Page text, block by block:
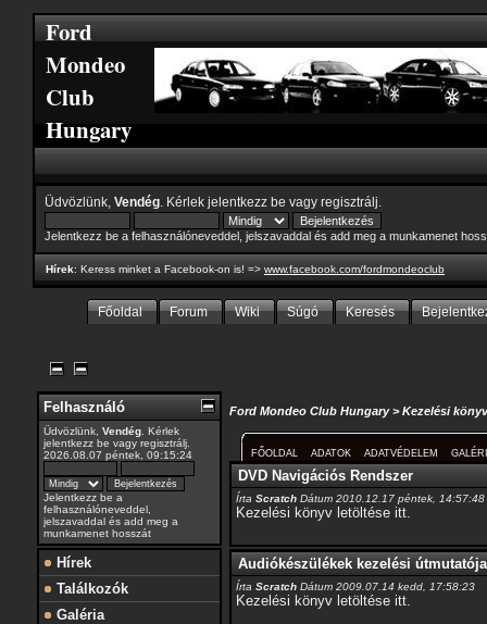
Ford
Mondeo
Club
Hungary
Üdvözlünk, Vendég . Kérlek jelentkezz be vagy regisztrálj
Jelentkezz be a felhasználóneveddel, jelszavaddal és add meg a munkamenet
Hírek: Keress minket a Facebook-on is! => www.facebook.com/fordmondeoclub
Főoldal Forum Wiki Súgó Keresés
Felhasználó
Üdvözlünk, Vendég . Kérlek
jelentkezz be vagy regisztrálj
2026.08.07 péntek, 09:15:24
Jelentkezz be a
felhasználóneveddel,
jelszavaddal és add meg a
munkamenet hosszát
Hírek
Találkozók
Galéria
Ford Mondeo Club Hungary>Kezelési
FŐOLDAL ADATOK ADATVÉDELEM
DVD Navigációs Rendszer
Írta Scratch Dátum 2010.12.17 péntek, 14:57:48
Kezelési könyv letöltése itt.
Audiókészülékek kezelési
Írta Scratch Dátum 2009.07.14 kedd, 17:58:23
Kezelési könyv letöltése itt.